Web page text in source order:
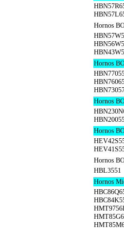
Hornos
Hornos
Hornos
Hornos
Hornos
HBL3551
Hornos